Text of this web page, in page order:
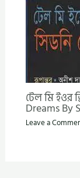
টেল মি ইওর
Dreams By
Leave a